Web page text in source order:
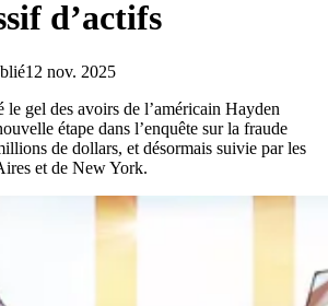
d’actifs
12 nov. 2025
le gel des avoirs de l’américain Hayden
étape dans l’enquête sur la fraude
de dollars, et désormais suivie par les
et de New York.